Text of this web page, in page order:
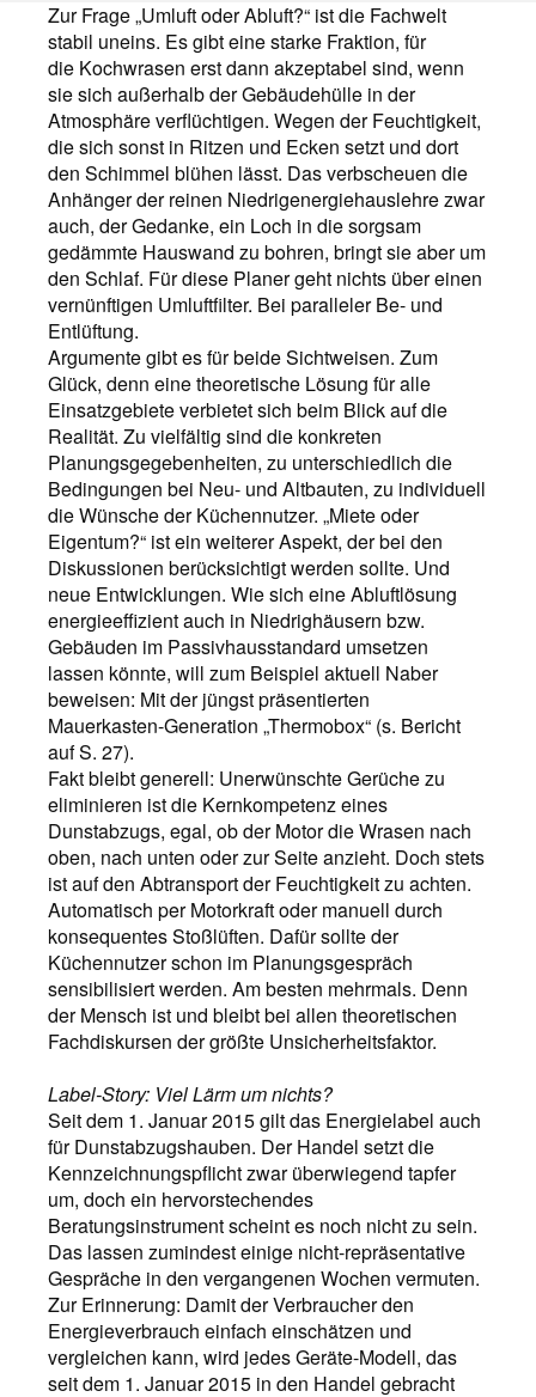
Zur Frage „Umluft oder Abluft?“ ist die Fachwelt
stabil uneins. Es gibt eine starke Fraktion, für
die Kochwrasen erst dann akzeptabel sind, wenn
sie sich außerhalb der Gebäudehülle in der
Atmosphäre verflüchtigen. Wegen der Feuchtigkeit,
die sich sonst in Ritzen und Ecken setzt und dort
den Schimmel blühen lässt. Das verbscheuen die
Anhänger der reinen Niedrigenergiehauslehre zwar
auch, der Gedanke, ein Loch in die sorgsam
gedämmte Hauswand zu bohren, bringt sie aber um
den Schlaf. Für diese Planer geht nichts über einen
vernünftigen Umluftfilter. Bei paralleler Be- und
Entlüftung.
Argumente gibt es für beide Sichtweisen. Zum
Glück, denn eine theoretische Lösung für alle
Einsatzgebiete verbietet sich beim Blick auf die
Realität. Zu vielfältig sind die konkreten
Planungsgegebenheiten, zu unterschiedlich die
Bedingungen bei Neu- und Altbauten, zu individuell
die Wünsche der Küchennutzer. „Miete oder
Eigentum?“ ist ein weiterer Aspekt, der bei den
Diskussionen berücksichtigt werden sollte. Und
neue Entwicklungen. Wie sich eine Abluftlösung
energieeffizient auch in Niedrighäusern bzw.
Gebäuden im Passivhausstandard umsetzen
lassen könnte, will zum Beispiel aktuell Naber
beweisen: Mit der jüngst präsentierten
Mauerkasten-Generation „Thermobox“ (s. Bericht
auf S. 27).
Fakt bleibt generell: Unerwünschte Gerüche zu
eliminieren ist die Kernkompetenz eines
Dunstabzugs, egal, ob der Motor die Wrasen nach
oben, nach unten oder zur Seite anzieht. Doch stets
ist auf den Abtransport der Feuchtigkeit zu achten.
Automatisch per Motorkraft oder manuell durch
konsequentes Stoßlüften. Dafür sollte der
Küchennutzer schon im Planungsgespräch
sensibilisiert werden. Am besten mehrmals. Denn
der Mensch ist und bleibt bei allen theoretischen
Fachdiskursen der größte Unsicherheitsfaktor.
Label-Story: Viel Lärm um nichts?
Seit dem 1. Januar 2015 gilt das Ener­gielabel auch
für Dunstabzugshauben. Der Handel setzt die
Kennzeichnungspflicht zwar überwiegend tapfer
um, doch ein hervorstechendes
Beratungsinstrument scheint es noch nicht zu sein.
Das lassen zumindest einige nicht-repräsentative
Gespräche in den vergangenen Wochen vermuten.
Zur Erinnerung: Damit der Verbraucher den
Energieverbrauch einfach einschätzen und
vergleichen kann, wird jedes Geräte-Modell, das
seit dem 1. Januar 2015 in den Handel gebracht